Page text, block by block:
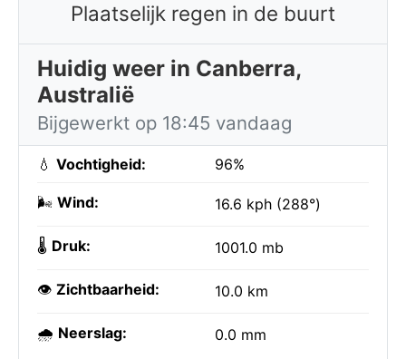
Plaatselijk regen in de buurt
Huidig weer in Canberra,
Australië
Bijgewerkt op 18:45 vandaag
💧 Vochtigheid: 96%
🌬️ Wind: 16.6 kph (288°)
🌡️ Druk: 1001.0 mb
👁️ Zichtbaarheid: 10.0 km
🌧️ Neerslag: 0.0 mm